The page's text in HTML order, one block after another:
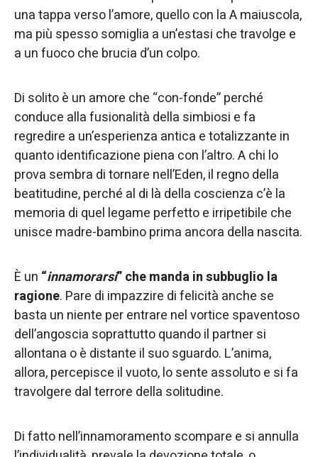
una tappa verso l’amore, quello con la A maiuscola,
ma più spesso somiglia a un’estasi che travolge e
a un fuoco che brucia d’un colpo.
Di solito è un amore che “con-fonde” perché
conduce alla fusionalità della simbiosi e fa
regredire a un’esperienza antica e totalizzante in
quanto identificazione piena con l’altro. A chi lo
prova sembra di tornare nell’Eden, il regno della
beatitudine, perché al di là della coscienza c’è la
memoria di quel legame perfetto e irripetibile che
unisce madre-bambino prima ancora della nascita.
È un “innamorarsi” che manda in subbuglio la
ragione. Pare di impazzire di felicità anche se
basta un niente per entrare nel vortice spaventoso
dell’angoscia soprattutto quando il partner si
allontana o è distante il suo sguardo. L’anima,
allora, percepisce il vuoto, lo sente assoluto e si fa
travolgere dal terrore della solitudine.
Di fatto nell’innamoramento scompare e si annulla